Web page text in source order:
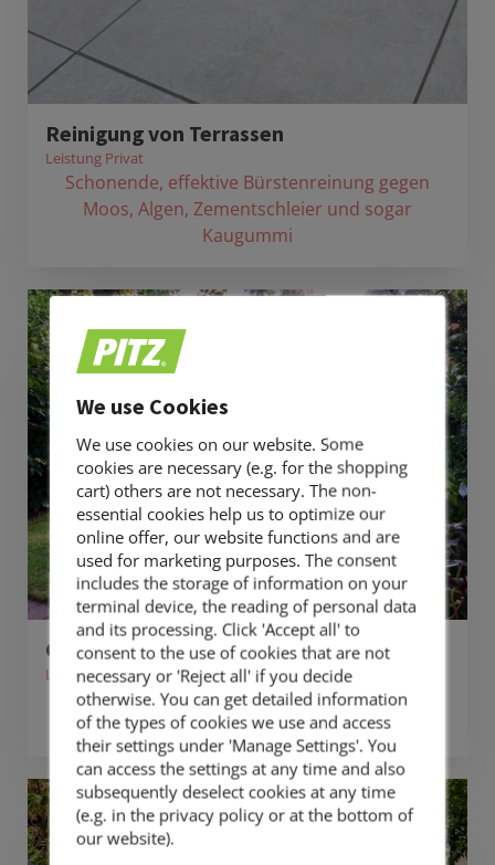
Reinigung von Terrassen
Leistung Privat
Schonende, effektive Bürstenreinung gegen
Moos, Algen, Zementschleier und sogar
Kaugummi
Gartengestaltung
Leistung Privat
Ihr Garten soll ein Ort sein, an dem sie sich
rundum wohl führen? Sprechen Sie uns an.
We use Cookies
We use cookies on our website. Some
cookies are necessary (e.g. for the shopping
cart) others are not necessary. The non-
essential cookies help us to optimize our
online offer, our website functions and are
used for marketing purposes. The consent
includes the storage of information on your
terminal device, the reading of personal data
and its processing. Click 'Accept all' to
consent to the use of cookies that are not
necessary or 'Reject all' if you decide
otherwise. You can get detailed information
of the types of cookies we use and access
their settings under 'Manage Settings'. You
can access the settings at any time and also
subsequently deselect cookies at any time
(e.g. in the privacy policy or at the bottom of
our website).